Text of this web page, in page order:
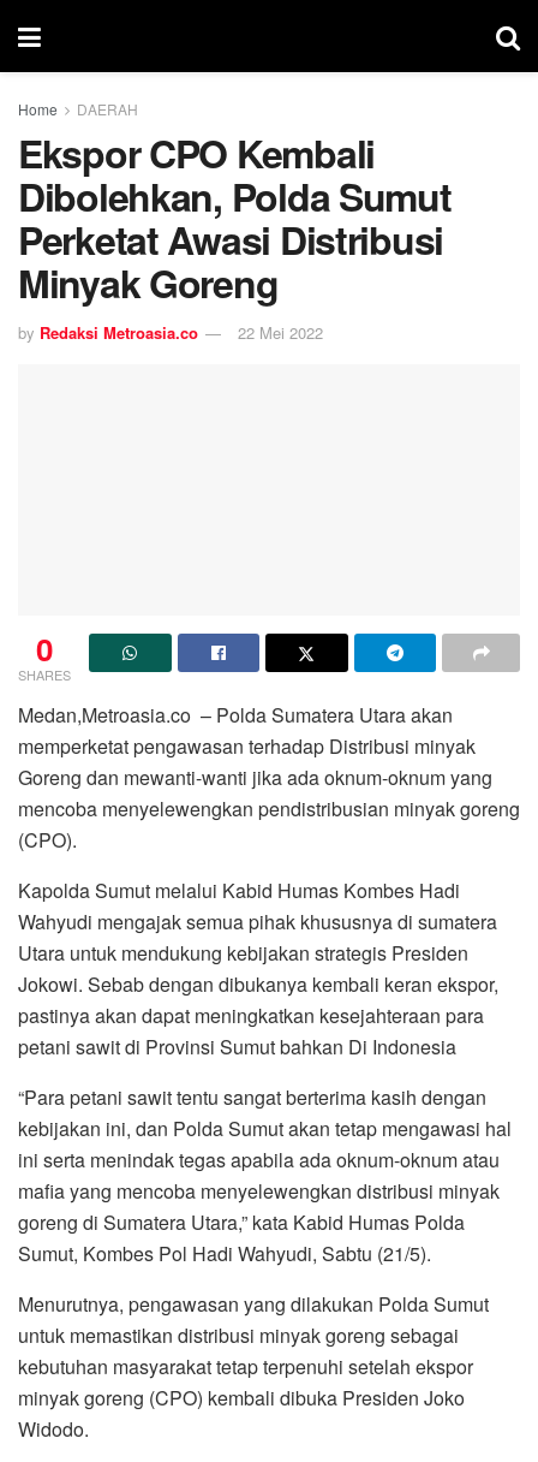
Home DAERAH
Ekspor CPO Kembali
Dibolehkan, Polda Sumut
Perketat Awasi Distribusi
Minyak Goreng
by Redaksi Metroasia.co 22 Mei 2022
0
SHARES
Medan,Metroasia.co – Polda Sumatera Utara akan
memperketat pengawasan terhadap Distribusi minyak
Goreng dan mewanti-wanti jika ada oknum-oknum yang
mencoba menyelewengkan pendistribusian minyak goreng
(CPO).
Kapolda Sumut melalui Kabid Humas Kombes Hadi
Wahyudi mengajak semua pihak khususnya di sumatera
Utara untuk mendukung kebijakan strategis Presiden
Jokowi. Sebab dengan dibukanya kembali keran ekspor,
pastinya akan dapat meningkatkan kesejahteraan para
petani sawit di Provinsi Sumut bahkan Di Indonesia
“Para petani sawit tentu sangat berterima kasih dengan
kebijakan ini, dan Polda Sumut akan tetap mengawasi hal
ini serta menindak tegas apabila ada oknum-oknum atau
mafia yang mencoba menyelewengkan distribusi minyak
goreng di Sumatera Utara,” kata Kabid Humas Polda
Sumut, Kombes Pol Hadi Wahyudi, Sabtu (21/5).
Menurutnya, pengawasan yang dilakukan Polda Sumut
untuk memastikan distribusi minyak goreng sebagai
kebutuhan masyarakat tetap terpenuhi setelah ekspor
minyak goreng (CPO) kembali dibuka Presiden Joko
Widodo.